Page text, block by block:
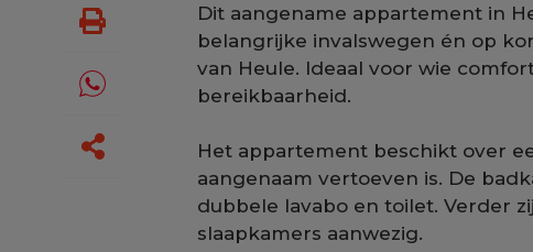
Dit aangename appartement in
belangrijke invalswegen én op
van Heule. Ideaal voor wie
bereikbaarheid.
Het appartement beschikt over
aangenaam vertoeven is. De
dubbele lavabo en toilet. Verder
slaapkamers aanwezig.